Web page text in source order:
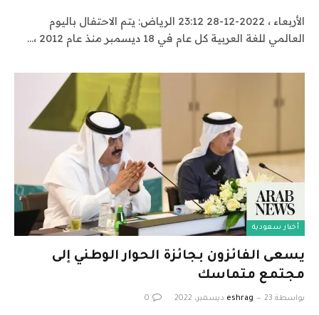
الأربعاء ، 2022-12-28 23:12 الرياض: يتم الاحتفال باليوم
العالمي للغة العربية كل عام في 18 ديسمبر منذ عام 2012 ،…
أخبار سعودية
يسعى الفائزون بجائزة الحوار الوطني إلى
مجتمع متماسك
بواسطة eshrag 23 ديسمبر، 2022 0